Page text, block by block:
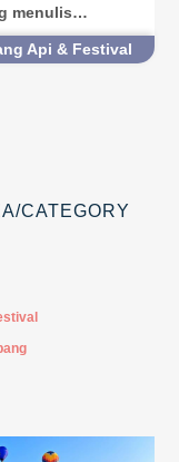
menulis
warni yang
ranting daun
Api & Festival
CATEGORY